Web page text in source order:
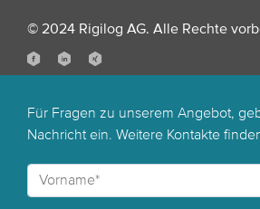
© 2024 Rigilog AG. Alle Rechte
Für Fragen zu unserem Angebot,
Nachricht ein. Weitere Kontakte